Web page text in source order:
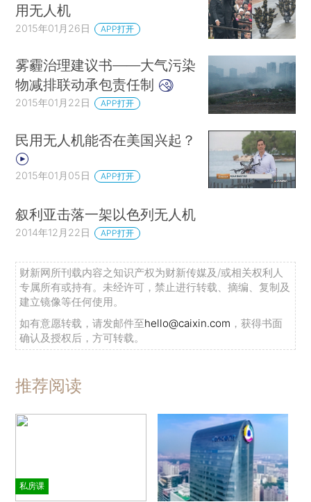
用无人机
2015年01月26日 APP打开
雾霾治理建议书——大气污染
物减排联动承包责任制
2015年01月22日 APP打开
民用无人机能否在美国兴起？
2015年01月05日 APP打开
叙利亚击落一架以色列无人机
2014年12月22日 APP打开
财新网所刊载内容之知识产权为财新传媒及/或相关权利人
专属所有或持有。未经许可，禁止进行转载、摘编、复制及
建立镜像等任何使用。
如有意愿转载，请发邮件至hello@caixin.com ，获得书面
确认及授权后，方可转载。
推荐阅读
私房课